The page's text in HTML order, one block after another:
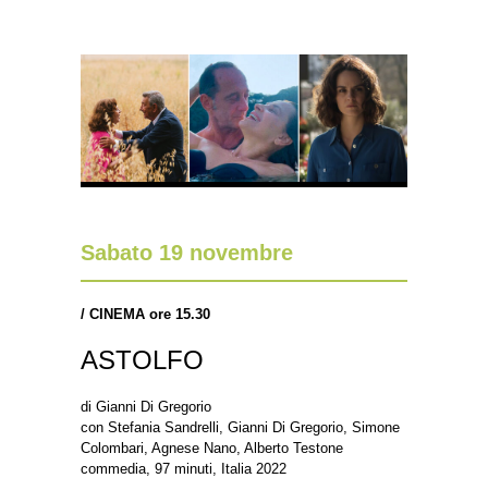
Sabato 19 novembre
/ CINEMA ore 15.30
ASTOLFO
di Gianni Di Gregorio
con Stefania Sandrelli, Gianni Di Gregorio, Simone
Colombari, Agnese Nano, Alberto Testone
commedia, 97 minuti, Italia 2022